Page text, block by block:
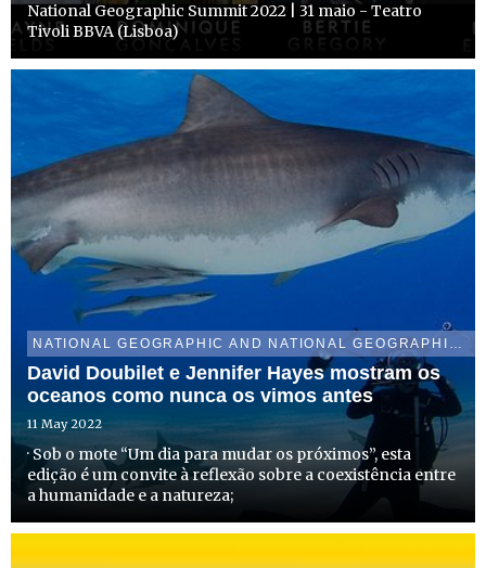
National Geographic Summit 2022 | 31 maio - Teatro
Tivoli BBVA (Lisboa)
NATIONAL GEOGRAPHIC AND NATIONAL GEOGRAPHIC WILD
David Doubilet e Jennifer Hayes mostram os
oceanos como nunca os vimos antes
11 May 2022
· Sob o mote “Um dia para mudar os próximos”, esta
edição é um convite à reflexão sobre a coexistência entre
a humanidade e a natureza;